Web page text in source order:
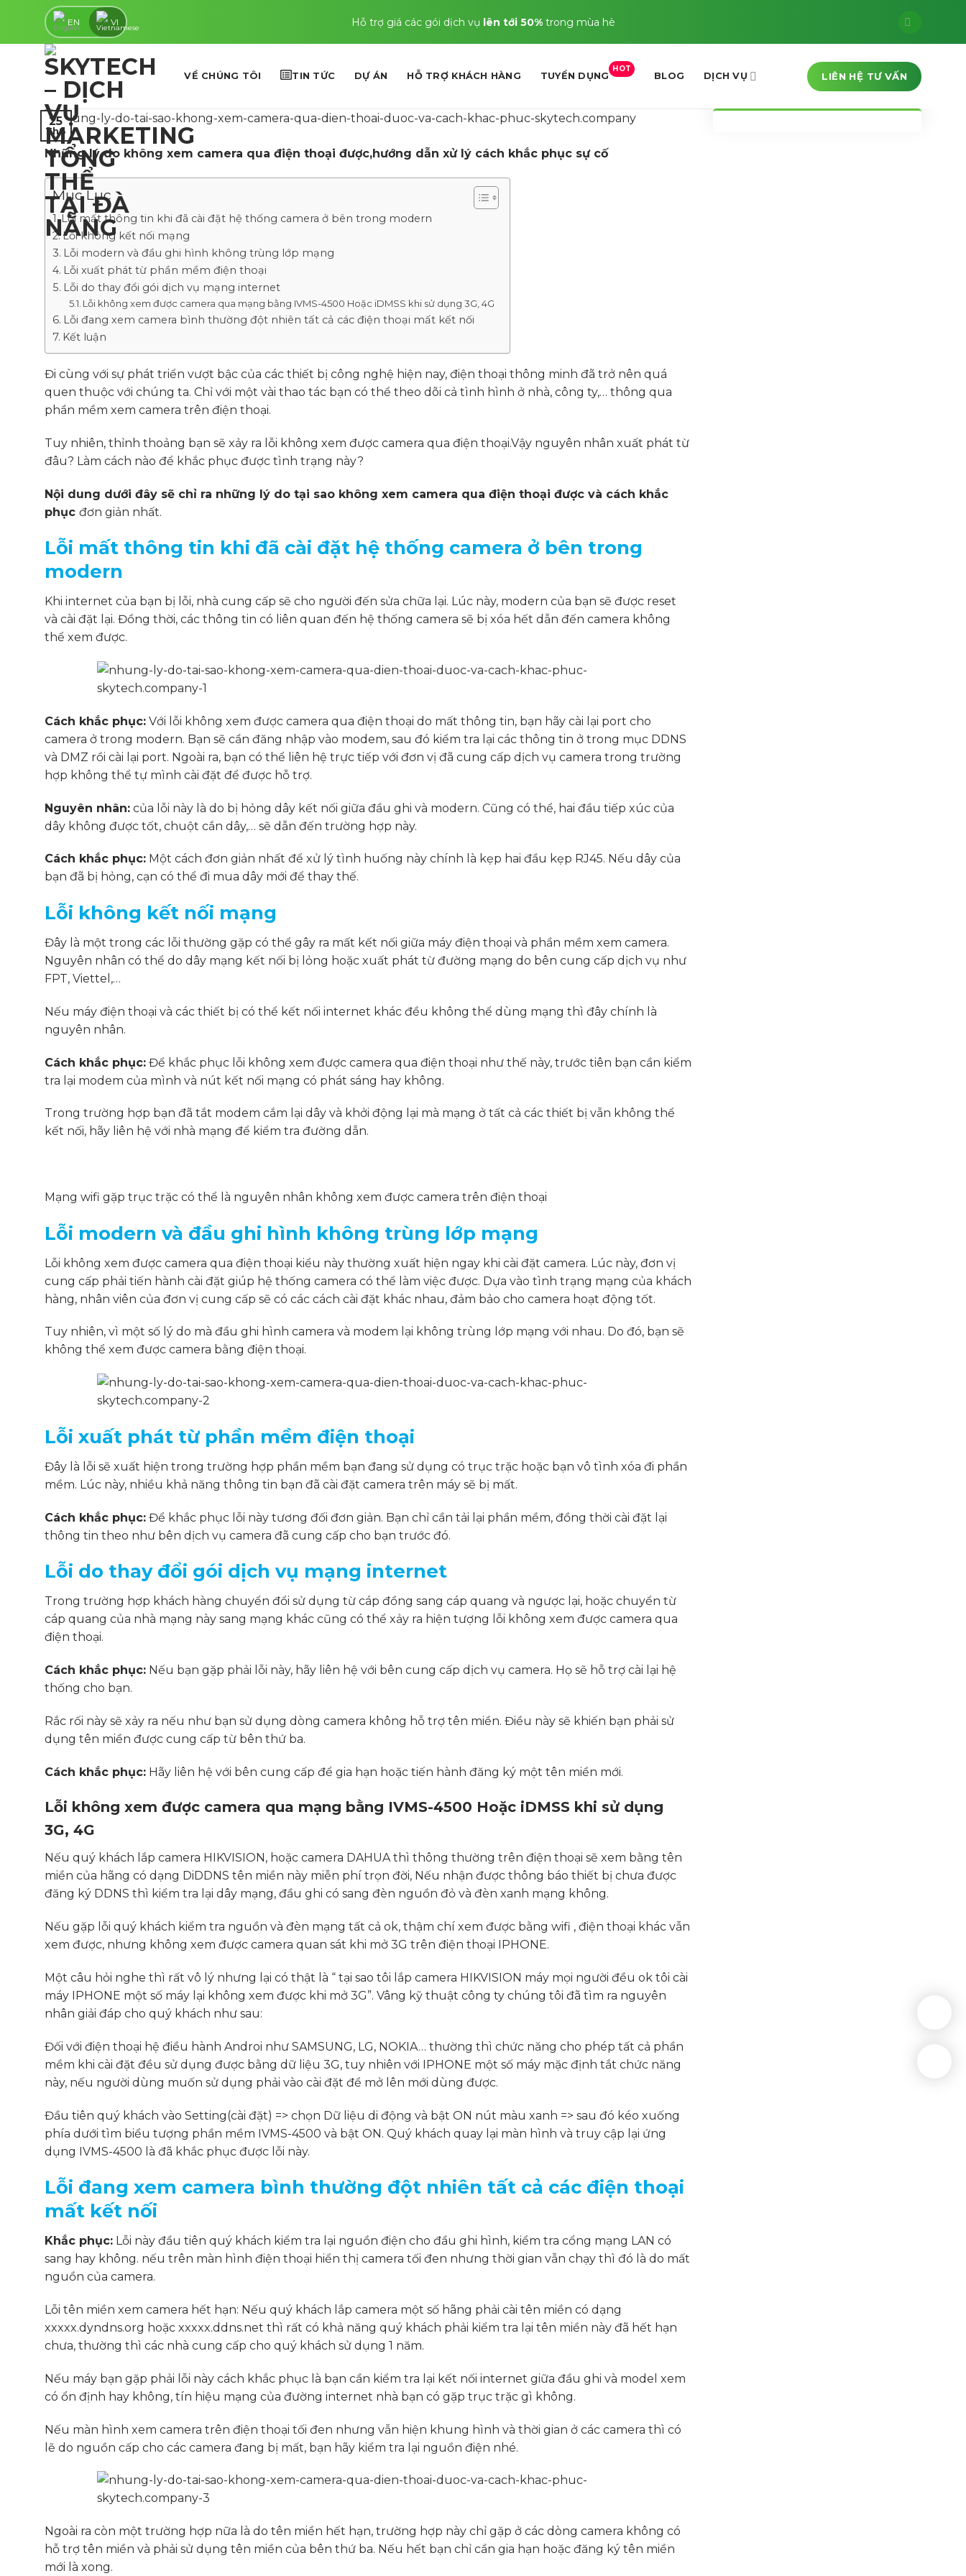
content
EN VI Hỗ trợ giá các gói dịch vụ lên tới 50%trong mùa hè
VỀ CHÚNG TÔI TIN TỨC DỰ ÁN HỖ TRỢ KHÁCH HÀNG TUYỂN DỤNG
HOT
BLOG DỊCH VỤ LIÊN HỆ TƯ VẤN
25
Th8
Những lý do không xem camera qua điện thoại được,hướng dẫn xử lý cách khắc phục sự cố
Mục Lục
Lỗi mất thông tin khi đã cài đặt hệ thống camera ở bên trong modern
Lỗi không kết nối mạng
Lỗi modern và đầu ghi hình không trùng lớp mạng
Lỗi xuất phát từ phần mềm điện thoại
Lỗi do thay đổi gói dịch vụ mạng internet
Lỗi không xem được camera qua mạng bằng IVMS-4500 Hoặc iDMSS khi sử dụng 3G, 4G
Lỗi đang xem camera bình thường đột nhiên tất cả các điện thoại mất kết nối
Kết luận
Đi cùng với sự phát triển vượt bậc của các thiết bị công nghệ hiện nay, điện thoại thông minh đã trở nên quá
quen thuộc với chúng ta. Chỉ với một vài thao tác bạn có thể theo dõi cả tình hình ở nhà, công ty,… thông qua
phần mềm xem camera trên điện thoại.
Tuy nhiên, thỉnh thoảng bạn sẽ xảy ra lỗi không xem được camera qua điện thoại.Vậy nguyên nhân xuất phát từ
đâu? Làm cách nào để khắc phục được tình trạng này?
Nội dung dưới đây sẽ chỉ ra những lý do tại sao không xem camera qua điện thoại được và cách khắc
phục đơn giản nhất.
Lỗi mất thông tin khi đã cài đặt hệ thống camera ở bên trong
modern
Khi internet của bạn bị lỗi, nhà cung cấp sẽ cho người đến sửa chữa lại. Lúc này, modern của bạn sẽ được reset
và cài đặt lại. Đồng thời, các thông tin có liên quan đến hệ thống camera sẽ bị xóa hết dẫn đến camera không
thể xem được.
Cách khắc phục: Với lỗi không xem được camera qua điện thoại do mất thông tin, bạn hãy cài lại port cho
camera ở trong modern. Bạn sẽ cần đăng nhập vào modem, sau đó kiểm tra lại các thông tin ở trong mục DDNS
và DMZ rồi cài lại port. Ngoài ra, bạn có thể liên hệ trực tiếp với đơn vị đã cung cấp dịch vụ camera trong trường
hợp không thể tự mình cài đặt để được hỗ trợ.
Nguyên nhân: của lỗi này là do bị hỏng dây kết nối giữa đầu ghi và modern. Cũng có thể, hai đầu tiếp xúc của
dây không được tốt, chuột cắn dây,… sẽ dẫn đến trường hợp này.
Cách khắc phục: Một cách đơn giản nhất để xử lý tình huống này chính là kẹp hai đầu kẹp RJ45. Nếu dây của
bạn đã bị hỏng, cạn có thể đi mua dây mới để thay thế.
Lỗi không kết nối mạng
Đây là một trong các lỗi thường gặp có thể gây ra mất kết nối giữa máy điện thoại và phần mềm xem camera.
Nguyên nhân có thể do dây mạng kết nối bị lỏng hoặc xuất phát từ đường mạng do bên cung cấp dịch vụ như
FPT, Viettel,…
Nếu máy điện thoại và các thiết bị có thể kết nối internet khác đều không thể dùng mạng thì đây chính là
nguyên nhân.
Cách khắc phục: Để khắc phục lỗi không xem được camera qua điện thoại như thế này, trước tiên bạn cần kiểm
tra lại modem của mình và nút kết nối mạng có phát sáng hay không.
Trong trường hợp bạn đã tắt modem cắm lại dây và khởi động lại mà mạng ở tất cả các thiết bị vẫn không thể
kết nối, hãy liên hệ với nhà mạng để kiểm tra đường dẫn.
Mạng wifi gặp trục trặc có thể là nguyên nhân không xem được camera trên điện thoại
Lỗi modern và đầu ghi hình không trùng lớp mạng
Lỗi không xem được camera qua điện thoại kiểu này thường xuất hiện ngay khi cài đặt camera. Lúc này, đơn vị
cung cấp phải tiến hành cài đặt giúp hệ thống camera có thể làm việc được. Dựa vào tình trạng mạng của khách
hàng, nhân viên của đơn vị cung cấp sẽ có các cách cài đặt khác nhau, đảm bảo cho camera hoạt động tốt.
Tuy nhiên, vì một số lý do mà đầu ghi hình camera và modem lại không trùng lớp mạng với nhau. Do đó, bạn sẽ
không thể xem được camera bằng điện thoại.
Lỗi xuất phát từ phần mềm điện thoại
Đây là lỗi sẽ xuất hiện trong trường hợp phần mềm bạn đang sử dụng có trục trặc hoặc bạn vô tình xóa đi phần
mềm. Lúc này, nhiều khả năng thông tin bạn đã cài đặt camera trên máy sẽ bị mất.
Cách khắc phục: Để khắc phục lỗi này tương đối đơn giản. Bạn chỉ cần tải lại phần mềm, đồng thời cài đặt lại
thông tin theo như bên dịch vụ camera đã cung cấp cho bạn trước đó.
Lỗi do thay đổi gói dịch vụ mạng internet
Trong trường hợp khách hàng chuyển đổi sử dụng từ cáp đồng sang cáp quang và ngược lại, hoặc chuyển từ
cáp quang của nhà mạng này sang mạng khác cũng có thể xảy ra hiện tượng lỗi không xem được camera qua
điện thoại.
Cách khắc phục: Nếu bạn gặp phải lỗi này, hãy liên hệ với bên cung cấp dịch vụ camera. Họ sẽ hỗ trợ cài lại hệ
thống cho bạn.
Rắc rối này sẽ xảy ra nếu như bạn sử dụng dòng camera không hỗ trợ tên miền. Điều này sẽ khiến bạn phải sử
dụng tên miền được cung cấp từ bên thứ ba.
Cách khắc phục: Hãy liên hệ với bên cung cấp để gia hạn hoặc tiến hành đăng ký một tên miền mới.
Lỗi không xem được camera qua mạng bằng IVMS-4500 Hoặc iDMSS khi sử dụng
3G, 4G
Nếu quý khách lắp camera HIKVISION, hoặc camera DAHUA thì thông thường trên điện thoại sẽ xem bằng tên
miền của hãng có dạng DiDDNS tên miền này miễn phí trọn đời, Nếu nhận được thông báo thiết bị chưa được
đăng ký DDNS thì kiểm tra lại dây mạng, đầu ghi có sang đèn nguồn đỏ và đèn xanh mạng không.
Nếu gặp lỗi quý khách kiểm tra nguồn và đèn mạng tất cả ok, thậm chí xem được bằng wifi , điện thoại khác vẫn
xem được, nhưng không xem được camera quan sát khi mở 3G trên điện thoại IPHONE.
Một câu hỏi nghe thì rất vô lý nhưng lại có thật là “ tại sao tôi lắp camera HIKVISION máy mọi người đều ok tôi cài
máy IPHONE một số máy lại không xem được khi mở 3G”. Vâng kỹ thuật công ty chúng tôi đã tìm ra nguyên
nhân giải đáp cho quý khách như sau:
Đối với điện thoại hệ điều hành Androi như SAMSUNG, LG, NOKIA… thường thì chức năng cho phép tất cả phần
mềm khi cài đặt đều sử dụng được bằng dữ liệu 3G, tuy nhiên với IPHONE một số máy mặc định tắt chức năng
này, nếu người dùng muốn sử dụng phải vào cài đặt để mở lên mới dùng được.
Đầu tiên quý khách vào Setting(cài đặt) => chọn Dữ liệu di động và bật ON nút màu xanh => sau đó kéo xuống
phía dưới tìm biểu tượng phần mềm IVMS-4500 và bật ON. Quý khách quay lại màn hình và truy cập lại ứng
dụng IVMS-4500 là đã khắc phục được lỗi này.
Lỗi đang xem camera bình thường đột nhiên tất cả các điện thoại
mất kết nối
Khắc phục: Lỗi này đầu tiên quý khách kiểm tra lại nguồn điện cho đầu ghi hình, kiểm tra cổng mạng LAN có
sang hay không. nếu trên màn hình điện thoại hiển thị camera tối đen nhưng thời gian vẫn chạy thì đó là do mất
nguồn của camera.
Lỗi tên miền xem camera hết hạn: Nếu quý khách lắp camera một số hãng phải cài tên miền có dạng
xxxxx.dyndns.org hoặc xxxxx.ddns.net thì rất có khả năng quý khách phải kiểm tra lại tên miền này đã hết hạn
chưa, thường thì các nhà cung cấp cho quý khách sử dụng 1 năm.
Nếu máy bạn gặp phải lỗi này cách khắc phục là bạn cần kiểm tra lại kết nối internet giữa đầu ghi và model xem
có ổn định hay không, tín hiệu mạng của đường internet nhà bạn có gặp trục trặc gì không.
Nếu màn hình xem camera trên điện thoại tối đen nhưng vẫn hiện khung hình và thời gian ở các camera thì có
lẽ do nguồn cấp cho các camera đang bị mất, bạn hãy kiểm tra lại nguồn điện nhé.
Ngoài ra còn một trường hợp nữa là do tên miền hết hạn, trường hợp này chỉ gặp ở các dòng camera không có
hỗ trợ tên miền và phải sử dụng tên miền của bên thứ ba. Nếu hết bạn chỉ cần gia hạn hoặc đăng ký tên miền
mới là xong.